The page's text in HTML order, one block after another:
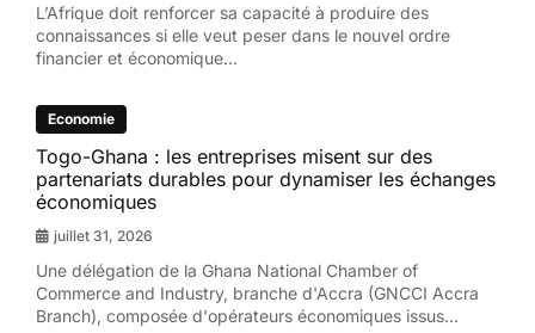
L’Afrique doit renforcer sa capacité à produire des
connaissances si elle veut peser dans le nouvel ordre
financier et économique...
Economie
Togo-Ghana : les entreprises misent sur des
partenariats durables pour dynamiser les échanges
économiques
juillet 31, 2026
Une délégation de la Ghana National Chamber of
Commerce and Industry, branche d'Accra (GNCCI Accra
Branch), composée d'opérateurs économiques issus...